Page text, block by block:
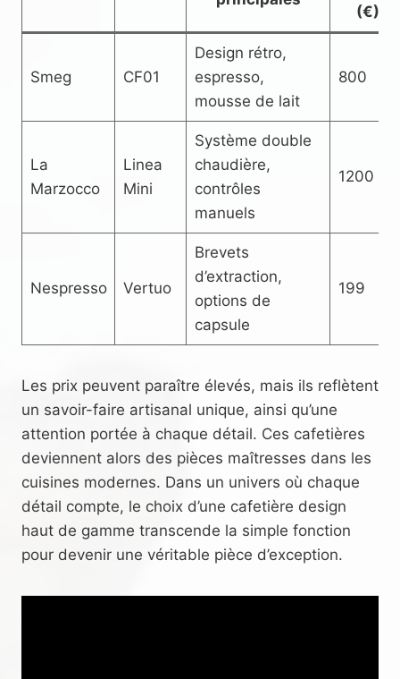
(€)
Smeg CF01
Design rétro,
espresso,
mousse de lait
800
La
Marzocco
Linea
Mini
Système double
chaudière,
contrôles
manuels
1200
Nespresso Vertuo
Brevets
d’extraction,
options de
capsule
199
Les prix peuvent paraître élevés, mais ils reflètent
un savoir-faire artisanal unique, ainsi qu’une
attention portée à chaque détail. Ces cafetières
deviennent alors des pièces maîtresses dans les
cuisines modernes. Dans un univers où chaque
détail compte, le choix d’une cafetière design
haut de gamme transcende la simple fonction
pour devenir une véritable pièce d’exception.